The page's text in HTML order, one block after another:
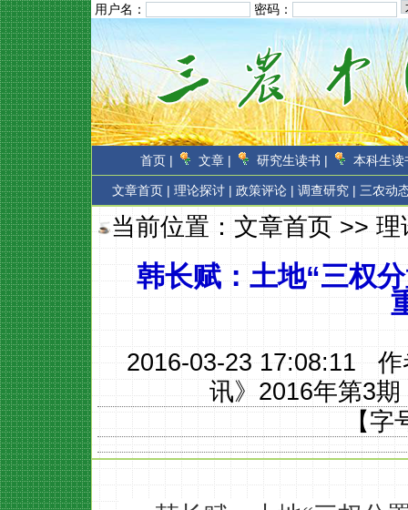
用户名： 密码：
首页 | 文章 | 研究生读书 | 本科生读
文章首页 | 理论探讨 | 政策评论 | 调查研究 | 三农动
当前位置：文章首页>>理
韩长赋：土地“三权
2016-03-23 17:08:11 作
讯》2016年第3期
【字